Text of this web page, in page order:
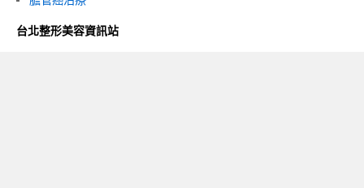
台北整形美容資訊站